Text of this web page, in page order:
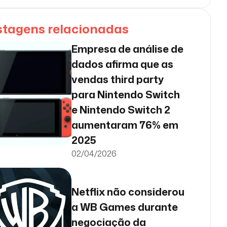
relacionadas
Empresa de análise de
dados afirma que as
vendas third party
para Nintendo Switch
e Nintendo Switch 2
aumentaram 76% em
2025
02/04/2026
Netflix não considerou
a WB Games durante
negociação da